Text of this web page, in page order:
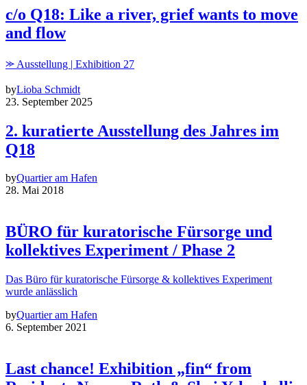
c/o Q18: Like a river, grief wants to move
and flow
⪼ Ausstellung | Exhibition 27
byLioba Schmidt
23. September 2025
2. kuratierte Ausstellung des Jahres im
Q18
byQuartier am Hafen
28. Mai 2018
BÜRO für kuratorische Fürsorge und
kollektives Experiment / Phase 2
Das Büro für kuratorische Fürsorge & kollektives Experiment
wurde anlässlich
byQuartier am Hafen
6. September 2021
Last chance! Exhibition „fin“ from